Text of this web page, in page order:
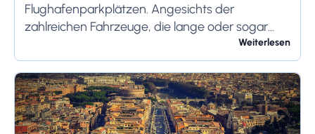
Flughafenparkplätzen. Angesichts der
zahlreichen Fahrzeuge, die lange oder sogar
wochenlang auf dem Flughafengelände
verbleiben, sollten die bodenseitigen
Begrenzungen angemessen berücksichtigt
werden, um schwerwiegende Folgen zu...
Weiterlesen